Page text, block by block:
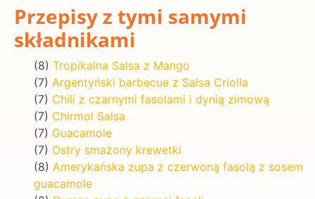
Przepisy z tymi samymi
składnikami
(8) Tropikalna Salsa z Mango
(7) Argentyński barbecue z Salsa Criolla
(7) Chili z czarnymi fasolami i dynią zimową
(7) Chirmol Salsa
(7) Guacamole
(7) Ostry smażony krewetki
(8) Amerykańska zupa z czerwoną fasolą z sosem
guacamole